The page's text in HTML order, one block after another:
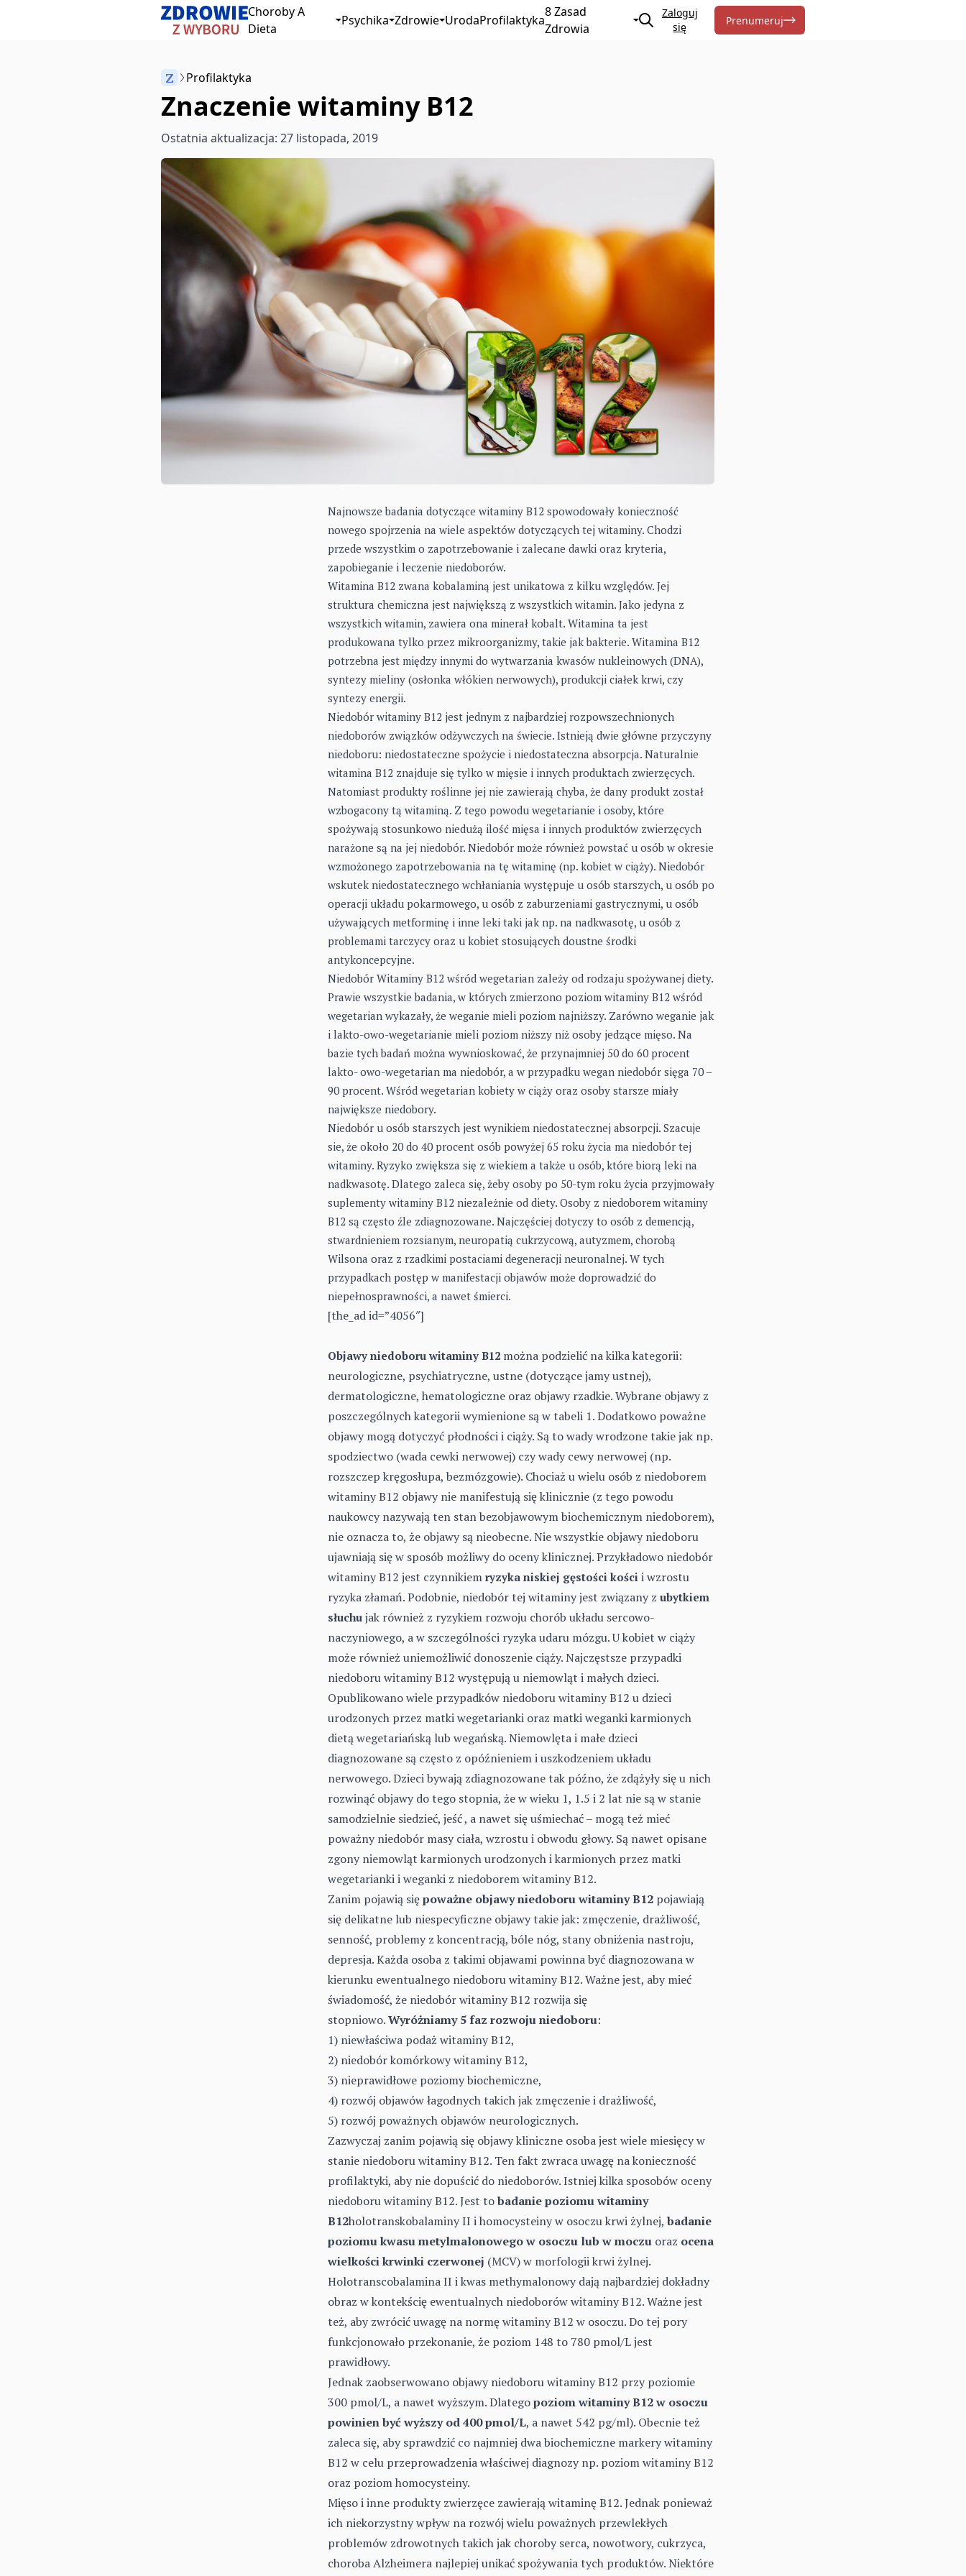
Choroby A
Dieta
Psychika Zdrowie UrodaProfilaktyka
8 Zasad
Zdrowia
Zaloguj
się
Prenumeruj
Anuluj
Zacznij pisać, aby wyszukać artykuły
aby zamknąć
Z Profilaktyka
Znaczenie witaminy B12
Ostatnia aktualizacja: 27 listopada, 2019
Najnowsze badania dotyczące witaminy B12 spowodowały konieczność
nowego spojrzenia na wiele aspektów dotyczących tej witaminy. Chodzi
przede wszystkim o zapotrzebowanie i zalecane dawki oraz kryteria,
zapobieganie i leczenie niedoborów.
Witamina B12 zwana kobalaminą jest unikatowa z kilku względów. Jej
struktura chemiczna jest największą z wszystkich witamin. Jako jedyna z
wszystkich witamin, zawiera ona minerał kobalt. Witamina ta jest
produkowana tylko przez mikroorganizmy, takie jak bakterie. Witamina B12
potrzebna jest między innymi do wytwarzania kwasów nukleinowych (DNA),
syntezy mieliny (osłonka włókien nerwowych), produkcji ciałek krwi, czy
syntezy energii.
Niedobór witaminy B12 jest jednym z najbardziej rozpowszechnionych
niedoborów związków odżywczych na świecie. Istnieją dwie główne przyczyny
niedoboru: niedostateczne spożycie i niedostateczna absorpcja. Naturalnie
witamina B12 znajduje się tylko w mięsie i innych produktach zwierzęcych.
Natomiast produkty roślinne jej nie zawierają chyba, że dany produkt został
wzbogacony tą witaminą. Z tego powodu wegetarianie i osoby, które
spożywają stosunkowo niedużą ilość mięsa i innych produktów zwierzęcych
narażone są na jej niedobór. Niedobór może również powstać u osób w okresie
wzmożonego zapotrzebowania na tę witaminę (np. kobiet w ciąży). Niedobór
wskutek niedostatecznego wchłaniania występuje u osób starszych, u osób po
operacji układu pokarmowego, u osób z zaburzeniami gastrycznymi, u osób
używających metforminę i inne leki taki jak np. na nadkwasotę, u osób z
problemami tarczycy oraz u kobiet stosujących doustne środki
antykoncepcyjne.
Niedobór Witaminy B12 wśród wegetarian zależy od rodzaju spożywanej diety.
Prawie wszystkie badania, w których zmierzono poziom witaminy B12 wśród
wegetarian wykazały, że weganie mieli poziom najniższy. Zarówno weganie jak
i lakto-owo-wegetarianie mieli poziom niższy niż osoby jedzące mięso. Na
bazie tych badań można wywnioskować, że przynajmniej 50 do 60 procent
lakto- owo-wegetarian ma niedobór, a w przypadku wegan niedobór sięga 70 –
90 procent. Wśród wegetarian kobiety w ciąży oraz osoby starsze miały
największe niedobory.
Niedobór u osób starszych jest wynikiem niedostatecznej absorpcji. Szacuje
sie, że około 20 do 40 procent osób powyżej 65 roku życia ma niedobór tej
witaminy. Ryzyko zwiększa się z wiekiem a także u osób, które biorą leki na
nadkwasotę. Dlatego zaleca się, żeby osoby po 50-tym roku życia przyjmowały
suplementy witaminy B12 niezależnie od diety. Osoby z niedoborem witaminy
B12 są często źle zdiagnozowane. Najczęściej dotyczy to osób z demencją,
stwardnieniem rozsianym, neuropatią cukrzycową, autyzmem, chorobą
Wilsona oraz z rzadkimi postaciami degeneracji neuronalnej. W tych
przypadkach postęp w manifestacji objawów może doprowadzić do
niepełnosprawności, a nawet śmierci.
[the_ad id=”4056″]
Objawy niedoboru witaminy B12można podzielić na kilka kategorii:
neurologiczne, psychiatryczne, ustne (dotyczące jamy ustnej),
dermatologiczne, hematologiczne oraz objawy rzadkie. Wybrane objawy z
poszczególnych kategorii wymienione są w tabeli 1. Dodatkowo poważne
objawy mogą dotyczyć płodności i ciąży. Są to wady wrodzone takie jak np.
spodziectwo (wada cewki nerwowej) czy wady cewy nerwowej (np.
rozszczep kręgosłupa, bezmózgowie). Chociaż u wielu osób z niedoborem
witaminy B12 objawy nie manifestują się klinicznie (z tego powodu
naukowcy nazywają ten stan bezobjawowym biochemicznym niedoborem),
nie oznacza to, że objawy są nieobecne. Nie wszystkie objawy niedoboru
ujawniają się w sposób możliwy do oceny klinicznej. Przykładowo niedobór
witaminy B12 jest czynnikiem ryzyka niskiej gęstości kościi wzrostu
ryzyka złamań. Podobnie, niedobór tej witaminy jest związany z ubytkiem
słuchujak również z ryzykiem rozwoju chorób układu sercowo-
naczyniowego, a w szczególności ryzyka udaru mózgu. U kobiet w ciąży
może również uniemożliwić donoszenie ciąży. Najczęstsze przypadki
niedoboru witaminy B12 występują u niemowląt i małych dzieci.
Opublikowano wiele przypadków niedoboru witaminy B12 u dzieci
urodzonych przez matki wegetarianki oraz matki weganki karmionych
dietą wegetariańską lub wegańską. Niemowlęta i małe dzieci
diagnozowane są często z opóźnieniem i uszkodzeniem układu
nerwowego. Dzieci bywają zdiagnozowane tak późno, że zdążyły się u nich
rozwinąć objawy do tego stopnia, że w wieku 1, 1.5 i 2 lat nie są w stanie
samodzielnie siedzieć, jeść , a nawet się uśmiechać – mogą też mieć
poważny niedobór masy ciała, wzrostu i obwodu głowy. Są nawet opisane
zgony niemowląt karmionych urodzonych i karmionych przez matki
wegetarianki i weganki z niedoborem witaminy B12.
Zanim pojawią siępoważne objawy niedoboru witaminy B12pojawiają
się delikatne lub niespecyficzne objawy takie jak: zmęczenie, drażliwość,
senność, problemy z koncentracją, bóle nóg, stany obniżenia nastroju,
depresja. Każda osoba z takimi objawami powinna być diagnozowana w
kierunku ewentualnego niedoboru witaminy B12. Ważne jest, aby mieć
świadomość, że niedobór witaminy B12 rozwija się
stopniowo.Wyróżniamy 5 faz rozwoju niedoboru:
1) niewłaściwa podaż witaminy B12,
2) niedobór komórkowy witaminy B12,
3) nieprawidłowe poziomy biochemiczne,
4) rozwój objawów łagodnych takich jak zmęczenie i drażliwość,
5) rozwój poważnych objawów neurologicznych.
Zazwyczaj zanim pojawią się objawy kliniczne osoba jest wiele miesięcy w
stanie niedoboru witaminy B12. Ten fakt zwraca uwagę na konieczność
profilaktyki, aby nie dopuścić do niedoborów. Istniej kilka sposobów oceny
niedoboru witaminy B12. Jest tobadanie poziomu witaminy
B12holotranskobalaminy II i homocysteiny w osoczu krwi żylnej, badanie
poziomu kwasu metylmalonowego w osoczu lub w moczuoraz ocena
wielkości krwinki czerwonej (MCV) w morfologii krwi żylnej.
Holotranscobalamina II i kwas methymalonowy dają najbardziej dokładny
obraz w kontekścię ewentualnych niedoborów witaminy B12. Ważne jest
też, aby zwrócić uwagę na normę witaminy B12 w osoczu. Do tej pory
funkcjonowało przekonanie, że poziom 148 to 780 pmol/L jest
prawidłowy.
Jednak zaobserwowano objawy niedoboru witaminy B12 przy poziomie
300 pmol/L, a nawet wyższym. Dlategopoziom witaminy B12 w osoczu
powinien być wyższy od 400 pmol/L, a nawet 542 pg/ml). Obecnie też
zaleca się, aby sprawdzić co najmniej dwa biochemiczne markery witaminy
B12 w celu przeprowadzenia właściwej diagnozy np. poziom witaminy B12
oraz poziom homocysteiny.
Mięso i inne produkty zwierzęce zawierają witaminę B12. Jednak ponieważ
ich niekorzystny wpływ na rozwój wielu poważnych przewlekłych
problemów zdrowotnych takich jak choroby serca, nowotwory, cukrzyca,
choroba Alzheimera najlepiej unikać spożywania tych produktów. Niektóre